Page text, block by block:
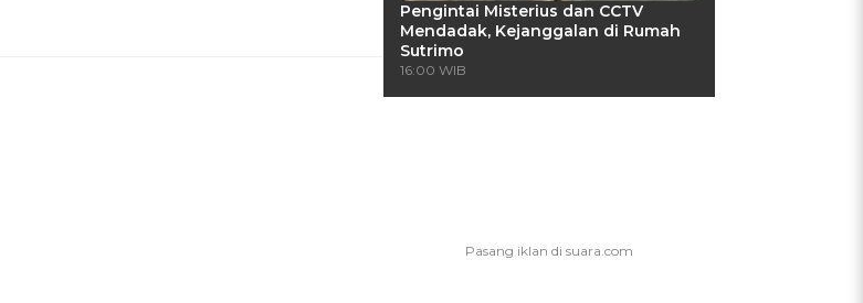
Pengintai Misterius dan CCTV
Mendadak, Kejanggalan di Rumah
Sutrimo
16:00 WIB